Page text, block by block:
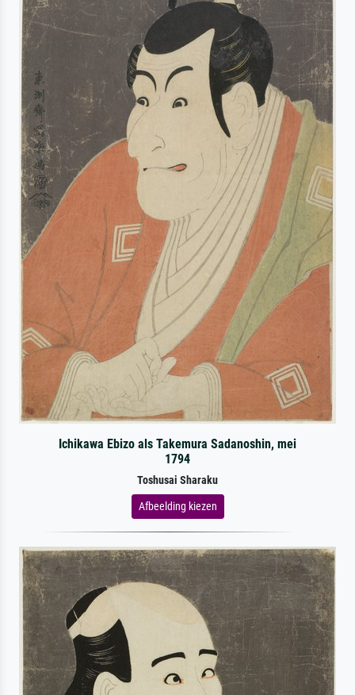
Ichikawa Ebizo als Takemura Sadanoshin, mei
1794
Toshusai Sharaku
Afbeelding kiezen